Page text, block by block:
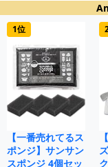
1位
【一番売れてるス
ポンジ】サンサン
スポンジ 4個セッ